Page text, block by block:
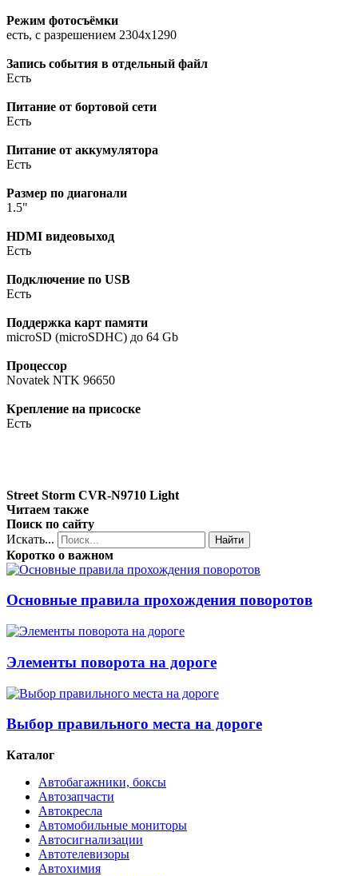
Режим фотосъёмки
есть, с разрешением 2304x1290
Запись события в отдельный файл
Есть
Питание от бортовой сети
Есть
Питание от аккумулятора
Есть
Размер по диагонали
1.5"
HDMI видеовыход
Есть
Подключение по USB
Есть
Поддержка карт памяти
microSD (microSDHC) до 64 Gb
Процессор
Novatek NTK 96650
Крепление на присоске
Есть
Street Storm CVR-N9710 Light
Читаем также
Поиск по сайту
Искать...
Найти
Коротко о важном
Основные правила прохождения поворотов
Элементы поворота на дороге
Выбор правильного места на дороге
Каталог
Автобагажники, боксы
Автозапчасти
Автокресла
Автомобильные мониторы
Автосигнализации
Автотелевизоры
Автохимия